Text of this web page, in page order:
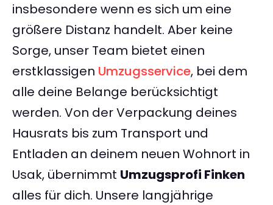
insbesondere wenn es sich um eine
größere Distanz handelt. Aber keine
Sorge, unser Team bietet einen
erstklassigen Umzugsservice, bei dem
alle deine Belange berücksichtigt
werden. Von der Verpackung deines
Hausrats bis zum Transport und
Entladen an deinem neuen Wohnort in
Usak, übernimmt Umzugsprofi Finken
alles für dich. Unsere langjährige